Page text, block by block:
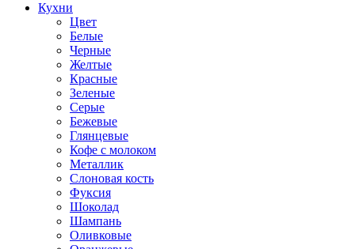
Кухни
Цвет
Белые
Черные
Желтые
Красные
Зеленые
Серые
Бежевые
Глянцевые
Кофе с молоком
Металлик
Слоновая кость
Фуксия
Шоколад
Шампань
Оливковые